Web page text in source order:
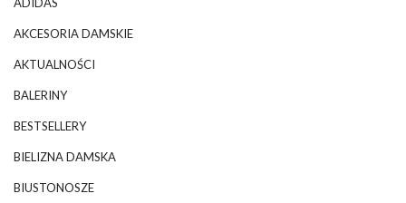
AKCESORIA DAMSKIE
AKTUALNOŚCI
BALERINY
BESTSELLERY
BIELIZNA DAMSKA
BIUSTONOSZE